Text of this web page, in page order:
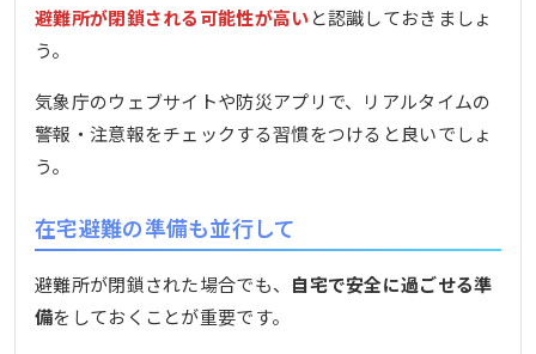
避難所が閉鎖される可能性が高いと認識しておきましょ
う。
気象庁のウェブサイトや防災アプリで、リアルタイムの
警報・注意報をチェックする習慣をつけると良いでしょ
う。
在宅避難の準備も並行して
避難所が閉鎖された場合でも、 自宅で安全に過ごせる準
備をしておくことが重要です。